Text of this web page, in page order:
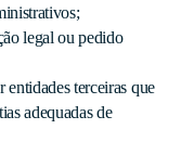
legal ou pedido
entidades terceiras que
adequadas de